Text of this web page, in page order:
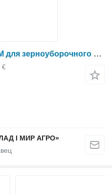
Гидромотор AXE10496-RM для зерноуборочного комбайна John Deere 9470 STS, 9570 STS, 9670 STS
€
І МИР АГРО»